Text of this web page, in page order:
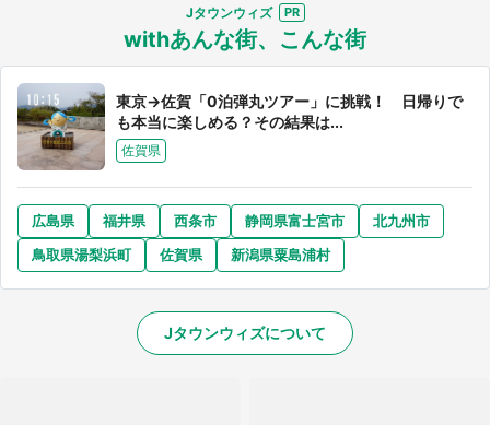
Jタウンウィズ
withあんな街、こんな街
東京→佐賀「0泊弾丸ツアー」に挑戦！ 日帰りで
も本当に楽しめる？その結果は...
佐賀県
広島県 福井県 西条市 静岡県富士宮市
北九州市
鳥取県湯梨浜町
佐賀県 新潟県粟島浦村
Jタウンウィズについて